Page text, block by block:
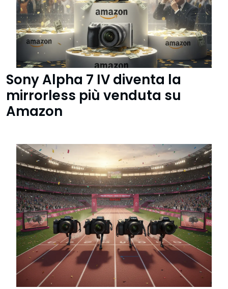
Sony Alpha 7 IV diventa la
mirrorless più venduta su
Amazon